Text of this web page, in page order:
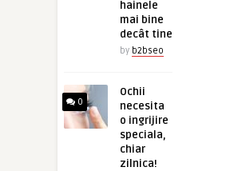
hainele
mai bine
decât tine
by b2bseo
0
Ochii
necesita
o ingrijire
speciala,
chiar
zilnica!